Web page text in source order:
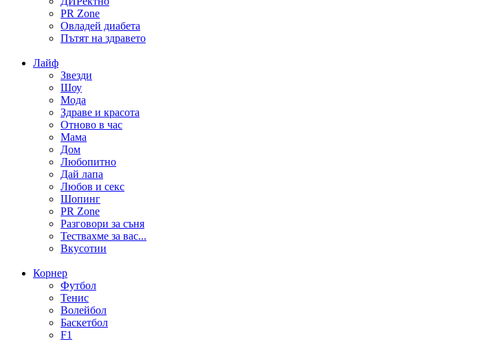
PR Zone
Овладей диабета
Пътят на здравето
Лайф
Звезди
Шоу
Мода
Здраве и красота
Отново в час
Мама
Дом
Любопитно
Дай лапа
Любов и секс
Шопинг
PR Zone
Разговори за съня
Тествахме за вас...
Вкусотии
Корнер
Футбол
Тенис
Волейбол
Баскетбол
F1